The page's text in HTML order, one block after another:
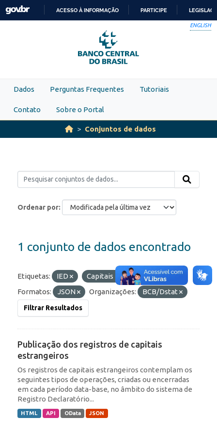
Skip to main content
PARA
O
CONTEÚDO
ACESSO À INFORMAÇÃO PARTICIPE
ENGLISH
Dados Perguntas Frequentes Tutoriais
Contato Sobre o Portal
Conjuntos de dados
Ordenar por
1 conjunto de dados encontrado
Etiquetas: IED
Capitais Estrangeiros
Formatos:
JSON Organizações: BCB/Dstat
Filtrar Resultados
Publicação dos registros de capitais
estrangeiros
Os registros de capitais estrangeiros contemplam os
seguintes tipos de operações, criadas ou encerradas
em cada período data-base, no âmbito do sistema de
Registro Declaratório...
HTML API OData JSON